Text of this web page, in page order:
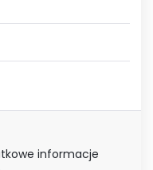
informacje